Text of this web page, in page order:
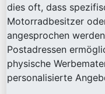
dies oft, dass
Motorradbesitzer
angesprochen
Postadressen
physische
personalisierte